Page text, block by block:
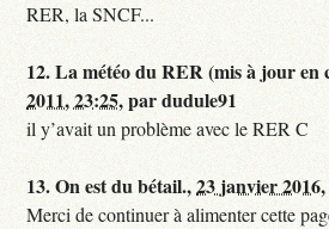
RER, la SNCF...
12.La météo du RER (mis à jour
2011, 23:25,pardudule91
il y’avait un problème avec le RER C
13.On est du bétail.,23 janvier
Merci de continuer à alimenter cette